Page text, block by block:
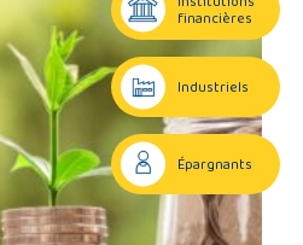
financières
Industriels
Épargnants